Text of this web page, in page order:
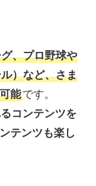
、プロ野球や
）など、さま
能です。
コンテンツを
テンツも楽し